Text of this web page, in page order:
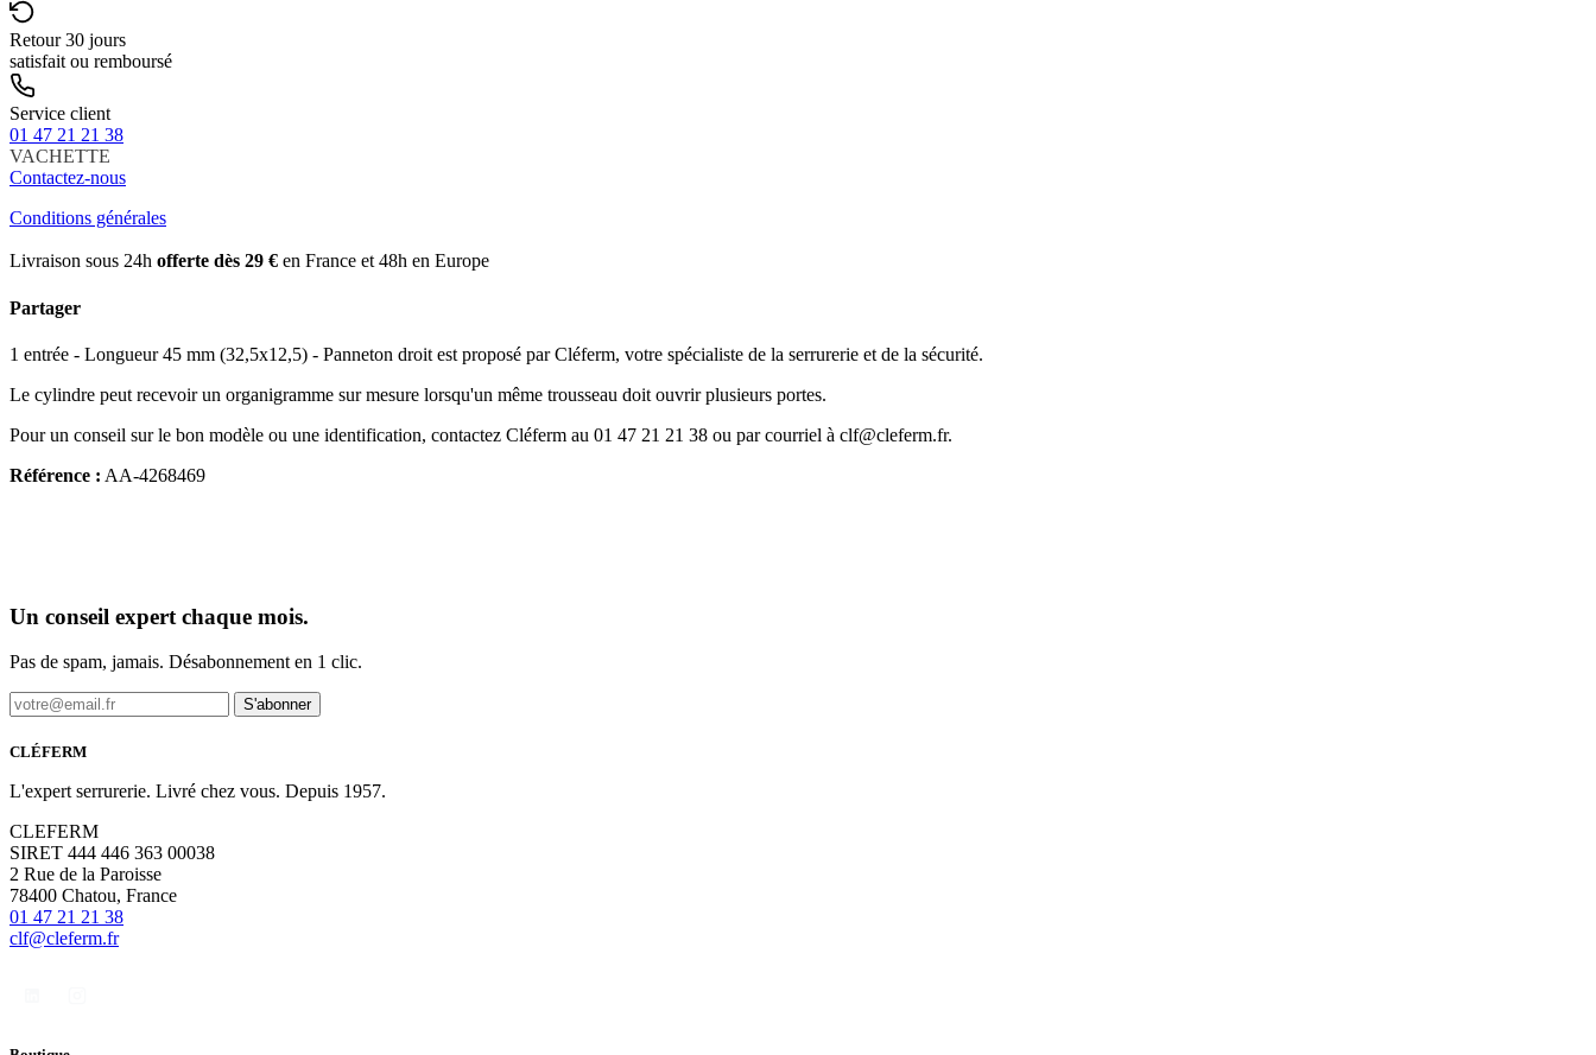
Retour 30 jours
satisfait ou remboursé
Service client
01 47 21 21 38
VACHETTE
Contactez-nous
Conditions générales
Livraison sous 24h offerte dès 29 € en France et 48h en Europe
Partager
1 entrée - Longueur 45 mm (32,5x12,5) - Panneton droit est proposé par Cléferm, votre spécialiste de la serrurerie et de la sécurité.
Le cylindre peut recevoir un organigramme sur mesure lorsqu'un même trousseau doit ouvrir plusieurs portes.
Pour un conseil sur le bon modèle ou une identification, contactez Cléferm au 01 47 21 21 38 ou par courriel à clf@cleferm.fr.
Référence : AA-4268469
Un conseil expert chaque mois.
Pas de spam, jamais. Désabonnement en 1 clic.
S'abonner
CLÉFERM
L'expert serrurerie. Livré chez vous. Depuis 1957.
CLEFERM
SIRET 444 446 363 00038
2 Rue de la Paroisse
78400 Chatou, France
01 47 21 21 38
clf@cleferm.fr